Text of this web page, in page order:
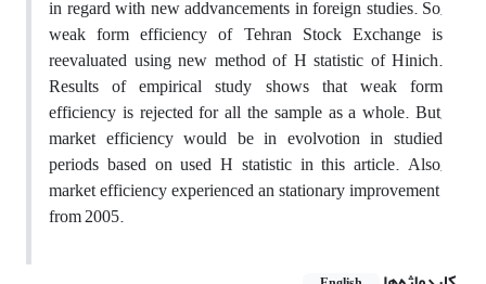
in regard with new addvancements in foreign studies. So,
weak form efficiency of Tehran Stock Exchange is
reevaluated using new method of H statistic of Hinich.
Results of empirical study shows that weak form
efficiency is rejected for all the sample as a whole. But,
market efficiency would be in evolvotion in studied
periods based on used H statistic in this article. Also,
market efficiency experienced an stationary improvement
from 2005.